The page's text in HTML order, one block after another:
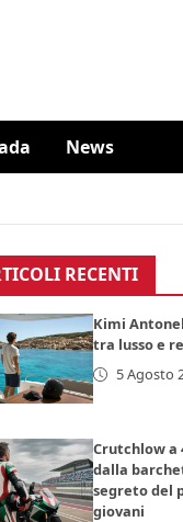
News
RECENTI
Kimi
tra lusso e
5 Agosto
Crutchlow a
dalla
segreto del
giovani